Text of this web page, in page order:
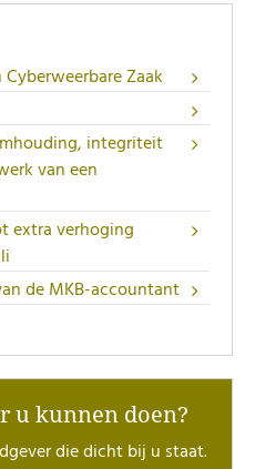
Zaak
integriteit
van een
extra verhoging
de MKB-accountant
u kunnen doen?
die dicht bij u staat.